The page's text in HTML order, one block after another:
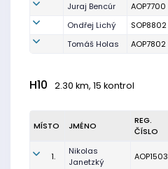
Juraj Bencúr
AOP7700
Ondřej Lichý
SOP8802
Tomáš Holas
AOP7802
H10 2.30 km, 15 kontrol
MÍSTO JMÉNO
REG.
ČÍSLO
1.
Nikolas
Janetzký
AOP1503